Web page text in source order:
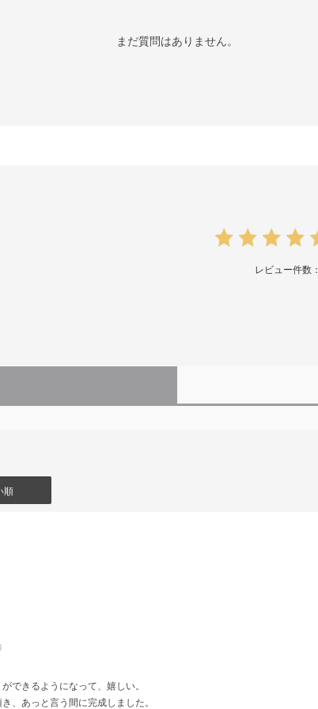
まだ質問はありません。
レビュー件数：
順
できるようになって、嬉しい。
、あっと言う間に完成しました。